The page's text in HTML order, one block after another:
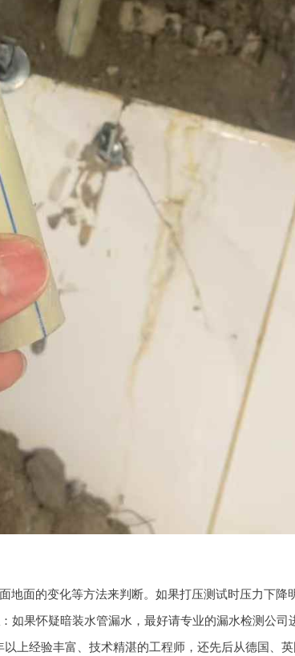
地面的变化等方法来判断。如果打压测试时压力下降
：如果怀疑暗装水管漏水，最好请专业的漏水检测公司
上经验丰富、技术精湛的工程师，还先后从德国、